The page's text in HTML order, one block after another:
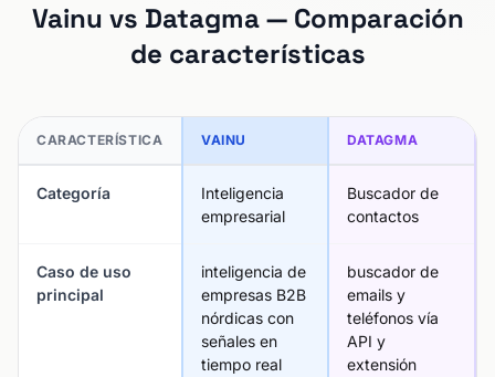
Vainu vs Datagma — Comparación
de características
CARACTERÍSTICA VAINU DATAGMA
Categoría
Inteligencia
empresarial
Buscador de
contactos
Caso de uso
principal
inteligencia de
empresas B2B
nórdicas con
señales en
tiempo real
buscador de
emails y
teléfonos vía
API y
extensión